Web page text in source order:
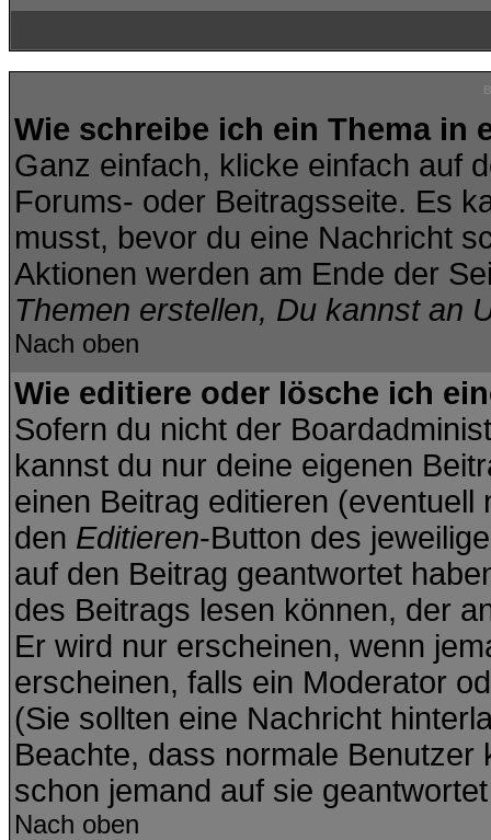
Wie schreibe ich ein Thema in
Ganz einfach, klicke einfach auf
Forums- oder Beitragsseite. Es
musst, bevor du eine Nachricht
Aktionen werden am Ende der
Themen erstellen, Du kannst an
Nach oben
Wie editiere oder lösche ich
Sofern du nicht der
kannst du nur deine eigenen
einen Beitrag editieren
den Editieren-Button des
auf den Beitrag geantwortet
des Beitrags lesen können, der
Er wird nur erscheinen, wenn
erscheinen, falls ein Moderator
(Sie sollten eine Nachricht
Beachte, dass normale
schon jemand auf sie
Nach oben